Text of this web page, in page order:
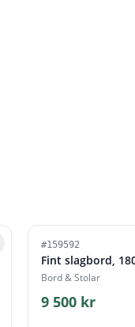
#159592
Fint slagbord,
Bord & Stolar
9 500 kr